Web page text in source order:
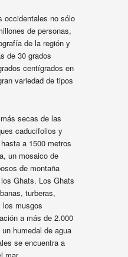
occidentales no sólo
de personas,
de la región y
de 30 grados
centígrados en
variedad de tipos
secas de las
caducifolios y
a 1500 metros
un mosaico de
de montaña
los Ghats. Los Ghats
turberas,
musgos
a más de 2.000
humedal de agua
se encuentra a
mar.